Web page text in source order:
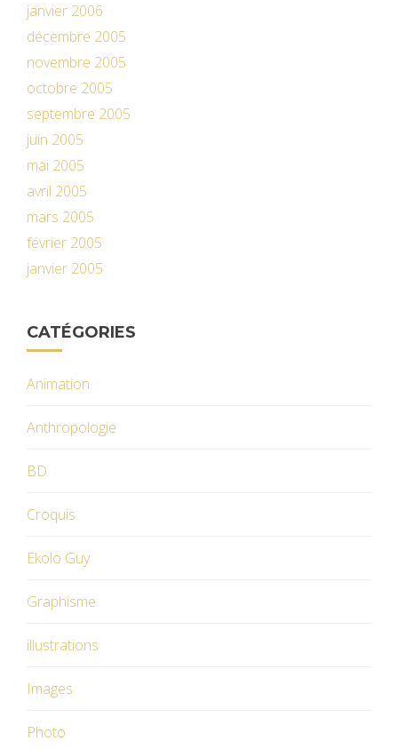
janvier 2006
décembre 2005
novembre 2005
octobre 2005
septembre 2005
juin 2005
mai 2005
avril 2005
mars 2005
février 2005
janvier 2005
CATÉGORIES
Animation
Anthropologie
BD
Croquis
Ekolo Guy
Graphisme
illustrations
Images
Photo